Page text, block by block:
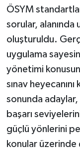
ÖSYM
sorular, alanında
oluşturuldu.
uygulama
yönetimi
sınav
sonunda
başarı
güçlü yönlerini
konular üzerinde